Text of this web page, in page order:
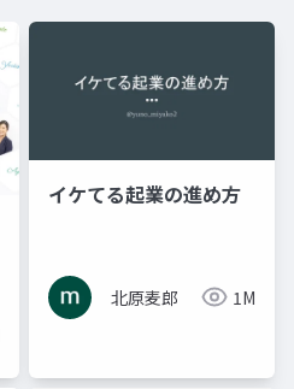
イケてる起業の進め方
北原麦郎 1M